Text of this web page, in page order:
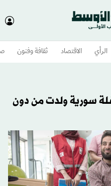
الرأي الاقتصاد ثقافة وفنون
سورية ولدت من دون